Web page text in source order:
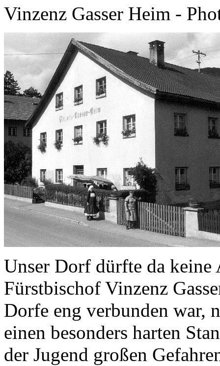
Vinzenz Gasser Heim -
Unser Dorf dürfte da keine
Fürstbischof Vinzenz
Dorfe eng verbunden war,
einen besonders harten
der Jugend großen